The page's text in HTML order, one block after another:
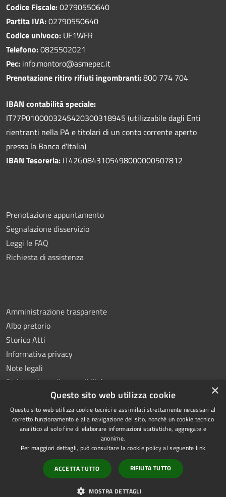
Codice Fiscale:02790550640
Partita IVA:02790550640
Codice univoco: UF1WFR
Telefono:0825502021
Pec: info.montoro@asmepec.it
Prenotazione ritiro rifiuti ingombranti:800 774 704
IBAN contabilità speciale:
IT77P0100003245420300318945 (utilizzabile dagli Enti
rientranti nella PA e titolari di un conto corrente aperto
presso la Banca d'Italia)
IBAN Tesoreria: IT42G0843105498000000507812
Prenotazione appuntamento
Segnalazione disservizio
Leggi le FAQ
Richiesta di assistenza
Amministrazione trasparente
Albo pretorio
Storico Atti
Informativa privacy
Note legali
Dichiarazione di accessibilità
RSS
Accessibilità
Copyright © 2026 • Comune di
Montoro • Powered by
Municipium•Accesso
redazione
×
Questo sito web utilizza cookie
Questo sito web utilizza cookie tecnici e assimilati strettamente necessari al
corretto funzionamento e alla navigazione del sito, nonché un cookie tecnico
analitico al solo fine di elaborare informazioni statistiche, aggregate e
anonime.
Per maggiori dettagli, può consultare la cookie policy al seguente link
ACCETTA TUTTO RIFIUTA TUTTO
MOSTRA DETTAGLI